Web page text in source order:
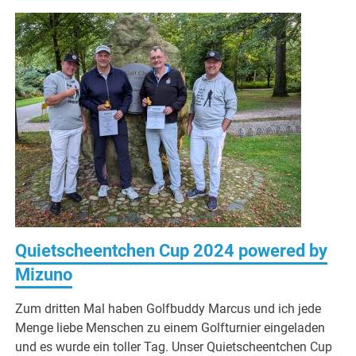
Quietscheentchen Cup 2024 powered by
Mizuno
Zum dritten Mal haben Golfbuddy Marcus und ich jede
Menge liebe Menschen zu einem Golfturnier eingeladen
und es wurde ein toller Tag. Unser Quietscheentchen Cup